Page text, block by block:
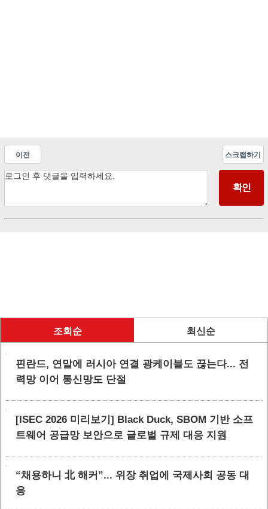
이전 스크랩하기
조회순 최신순
핀란드, 연말에 러시아 연결 광케이블도 끊는다... 전
력망 이어 통신망도 단절
[ISEC 2026 미리보기] Black Duck, SBOM 기반 소프
트웨어 공급망 보안으로 글로벌 규제 대응 지원
“채용하니 北 해커”... 위장 취업에 국제사회 공동 대
응